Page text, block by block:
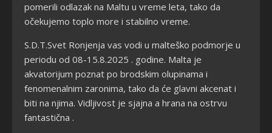
pomerili odlazak na Maltu u vreme leta, tako da
očekujemo toplo more i stabilno vreme.
S.D.T.Svet Ronjenja vas vodi u malteško podmorje u
periodu od 08-15.8.2025 . godine. Malta je
akvatorijum poznat po brodskim olupinama i
fenomenalnim zaronima, tako da će glavni akcenat i
biti na njima. Vidljivost je sjajna a hrana na ostrvu
fantastična .